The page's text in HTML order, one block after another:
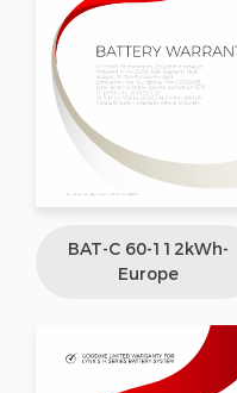
BAT-C 60-112kWh-
Europe